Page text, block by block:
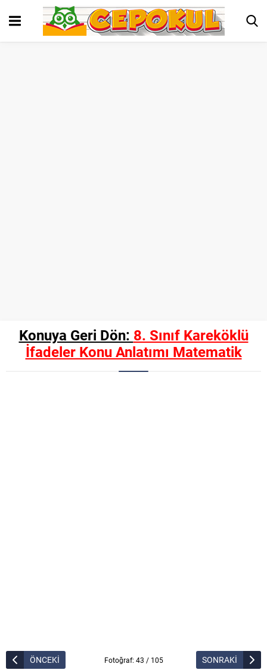
Konuya Geri Dön: 8. Sınıf Kareköklü
İfadeler Konu Anlatımı Matematik
ÖNCEKİ Fotoğraf: 43 / 105 SONRAKİ